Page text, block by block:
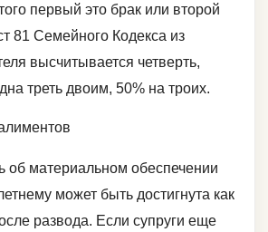
первый это брак или второй
81 Семейного Кодекса из
высчитывается четверть,
треть двоим, 50% на троих.
об материальном обеспечении
может быть достигнута как
развода. Если супруги еще